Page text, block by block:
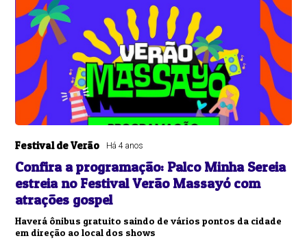
Festival de Verão Há 4 anos
Confira a programação: Palco Minha Sereia
estreia no Festival Verão Massayó com
atrações gospel
Haverá ônibus gratuito saindo de vários pontos da cidade
em direção ao local dos shows